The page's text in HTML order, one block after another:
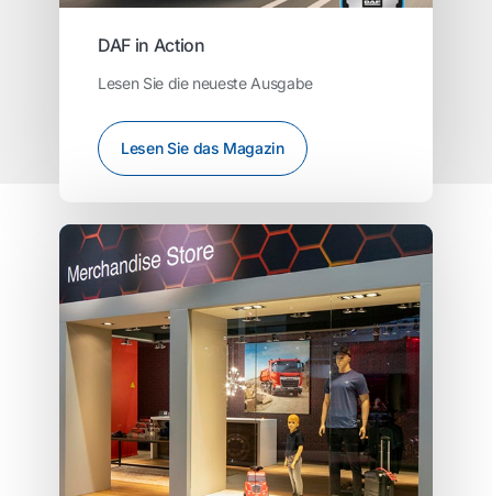
DAF in Action
Lesen Sie die neueste Ausgabe
Lesen Sie das Magazin